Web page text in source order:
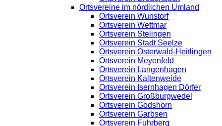
Ortsvereine im nördlichen Umland
Ortsverein Wunstorf
Ortsverein Wettmar
Ortsverein Stelingen
Ortsverein Stadt Seelze
Ortsverein Osterwald-Heitlingen
Ortsverein Meyenfeld
Ortsverein Langenhagen
Ortsverein Kaltenweide
Ortsverein Isernhagen Dörfer
Ortsverein Großburgwedel
Ortsverein Godshorn
Ortsverein Garbsen
Ortsverein Fuhrberg